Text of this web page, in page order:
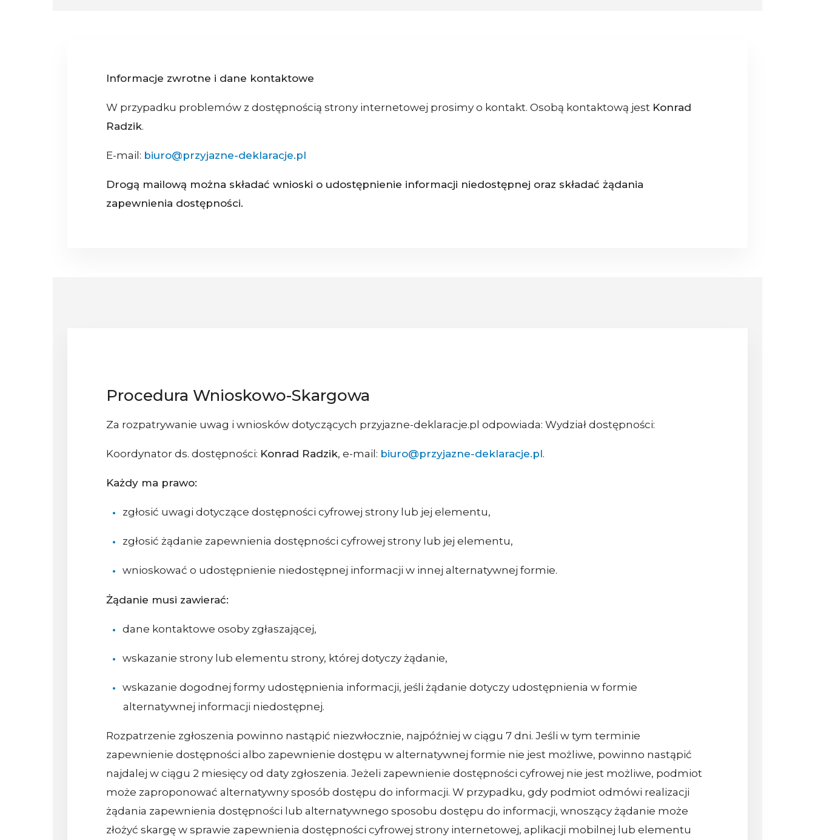
Informacje zwrotne i dane kontaktowe
W przypadku problemów z dostępnością strony internetowej prosimy o kontakt. Osobą kontaktową jest Konrad
Radzik.
E-mail: biuro@przyjazne-deklaracje.pl
Drogą mailową można składać wnioski o udostępnienie informacji niedostępnej oraz składać żądania
zapewnienia dostępności.
Procedura Wnioskowo-Skargowa
Za rozpatrywanie uwag i wniosków dotyczących przyjazne-deklaracje.pl odpowiada: Wydział dostępności:
Koordynator ds. dostępności: Konrad Radzik, e-mail: biuro@przyjazne-deklaracje.pl.
Każdy ma prawo:
zgłosić uwagi dotyczące dostępności cyfrowej strony lub jej elementu,
zgłosić żądanie zapewnienia dostępności cyfrowej strony lub jej elementu,
wnioskować o udostępnienie niedostępnej informacji w innej alternatywnej formie.
Żądanie musi zawierać:
dane kontaktowe osoby zgłaszającej,
wskazanie strony lub elementu strony, której dotyczy żądanie,
wskazanie dogodnej formy udostępnienia informacji, jeśli żądanie dotyczy udostępnienia w formie
alternatywnej informacji niedostępnej.
Rozpatrzenie zgłoszenia powinno nastąpić niezwłocznie, najpóźniej w ciągu 7 dni. Jeśli w tym terminie
zapewnienie dostępności albo zapewnienie dostępu w alternatywnej formie nie jest możliwe, powinno nastąpić
najdalej w ciągu 2 miesięcy od daty zgłoszenia. Jeżeli zapewnienie dostępności cyfrowej nie jest możliwe, podmiot
może zaproponować alternatywny sposób dostępu do informacji. W przypadku, gdy podmiot odmówi realizacji
żądania zapewnienia dostępności lub alternatywnego sposobu dostępu do informacji, wnoszący żądanie może
złożyć skargę w sprawie zapewnienia dostępności cyfrowej strony internetowej, aplikacji mobilnej lub elementu